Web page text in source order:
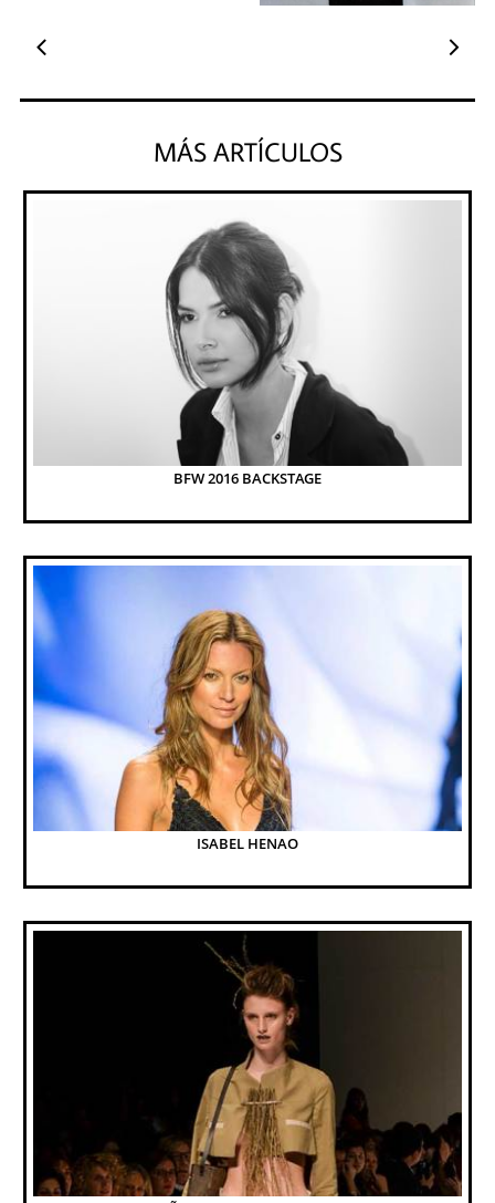
 
MÁS ARTÍCULOS
BFW 2016 BACKSTAGE
ISABEL HENAO